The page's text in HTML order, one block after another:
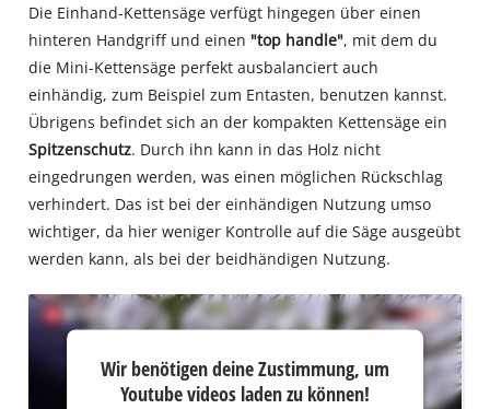
by
Usercentrics
Consent
Management
Platform
Die Einhand-Kettensäge verfügt hingegen über einen
hinteren Handgriff und einen "top handle", mit dem du
die Mini-Kettensäge perfekt ausbalanciert auch
einhändig, zum Beispiel zum Entasten, benutzen kannst.
Übrigens befindet sich an der kompakten Kettensäge ein
Spitzenschutz. Durch ihn kann in das Holz nicht
eingedrungen werden, was einen möglichen Rückschlag
verhindert. Das ist bei der einhändigen Nutzung umso
wichtiger, da hier weniger Kontrolle auf die Säge ausgeübt
werden kann, als bei der beidhändigen Nutzung.
benötigenWir benötigen deine Zustimmung, um
Youtube videos laden zu können!